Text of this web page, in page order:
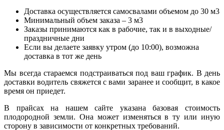
Доставка осуществляется самосвалами объемом до 30 м3
Минимальный объем заказа – 3 м3
Заказы принимаются как в рабочие, так и в выходные/
праздничные дни
Если вы делаете заявку утром (до 10:00), возможна
доставка в тот же день
Мы всегда стараемся подстраиваться под ваш график. В день
доставки водитель свяжется с вами заранее и сообщит, в какое
время он приедет.
В прайсах на нашем сайте указана базовая стоимость
плодородной земли. Она может изменяться в ту или иную
сторону в зависимости от конкретных требований.